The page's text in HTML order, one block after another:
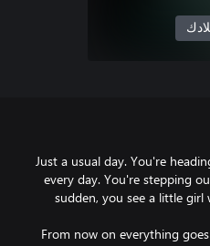
Just a usual day. You're
every day. You're stepping
sudden, you see a little girl
From now on everything